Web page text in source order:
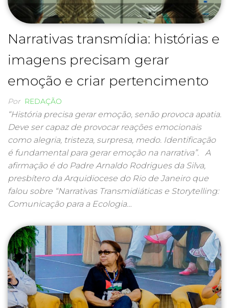
Narrativas transmídia: histórias e
imagens precisam gerar
emoção e criar pertencimento
Por REDAÇÃO
“História precisa gerar emoção, senão provoca apatia.
Deve ser capaz de provocar reações emocionais
como alegria, tristeza, surpresa, medo. Identificação
é fundamental para gerar emoção na narrativa”. A
afirmação é do Padre Arnaldo Rodrigues da Silva,
presbítero da Arquidiocese do Rio de Janeiro que
falou sobre “Narrativas Transmidiáticas e Storytelling:
Comunicação para a Ecologia…